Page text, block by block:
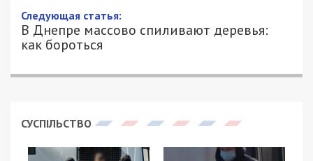
Следующая статья:
В Днепре массово спиливают деревья:
как бороться
СУСПІЛЬСТВО